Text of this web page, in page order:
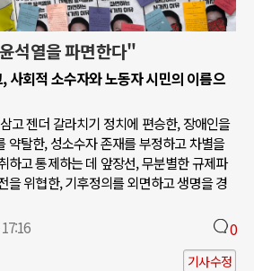
석열을 파면한다"
사회적 소수자와 노동자 시민의 이름으
고 젠더 갈라치기 정치에 편승한, 장애인을
약탈한, 성소수자 존재를 부정하고 차별을
하고 통제하는 데 앞장선, 무분별한 규제파
을 위협한, 기후정의를 외면하고 생명을 경
0
기사수정